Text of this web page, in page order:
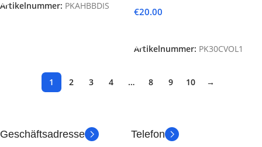
Artikelnummer: PKAHBBDIS
€20.00
Artikelnummer: PK30CVOL1
1 2 3 4 … 8 9 10 →
Geschäftsadresse
Telefon